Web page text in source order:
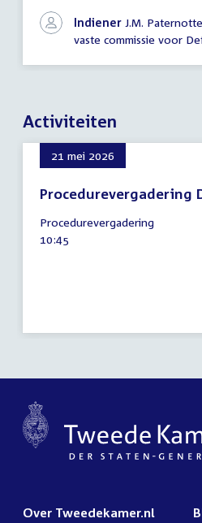
Indiener J.M.
vaste commissie voor
Activiteiten
21 mei 2026
Procedurevergadering
mei
2026
Procedurevergadering
Tijd
10:45
Over Tweedekamer.nl